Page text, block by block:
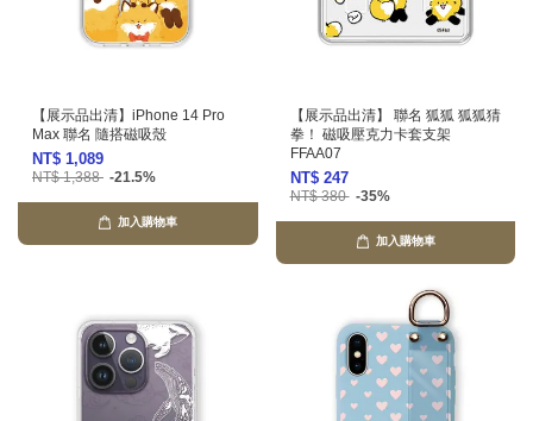
【展示品出清】iPhone 14 Pro
Max 聯名 隨搭磁吸殼
NT$ 1,089
NT$ 1,388 -21.5%
加入購物車
【展示品出清】 聯名 狐狐 狐狐猜
拳！ 磁吸壓克力卡套支架
FFAA07
NT$ 247
NT$ 380 -35%
加入購物車